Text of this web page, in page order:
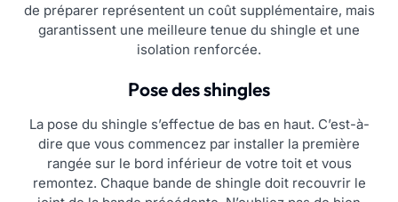
de préparer représentent un coût supplémentaire, mais
garantissent une meilleure tenue du shingle et une
isolation renforcée.
Pose des shingles
La pose du shingle s’effectue de bas en haut. C’est-à-
dire que vous commencez par installer la première
rangée sur le bord inférieur de votre toit et vous
remontez. Chaque bande de shingle doit recouvrir le